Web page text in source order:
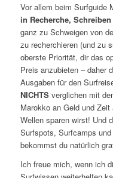
Vor allem beim Surfguide
in Recherche,
ganz zu Schweigen von
zu recherchieren (und zu
oberste Priorität, dir das
Preis anzubieten – daher
Ausgaben für den
NICHTSverglichen mit
Marokko an Geld und
Wellen sparen wirst! Und
Surfspots, Surfcamps
bekommst du natürlich
Ich freue mich, wenn ich